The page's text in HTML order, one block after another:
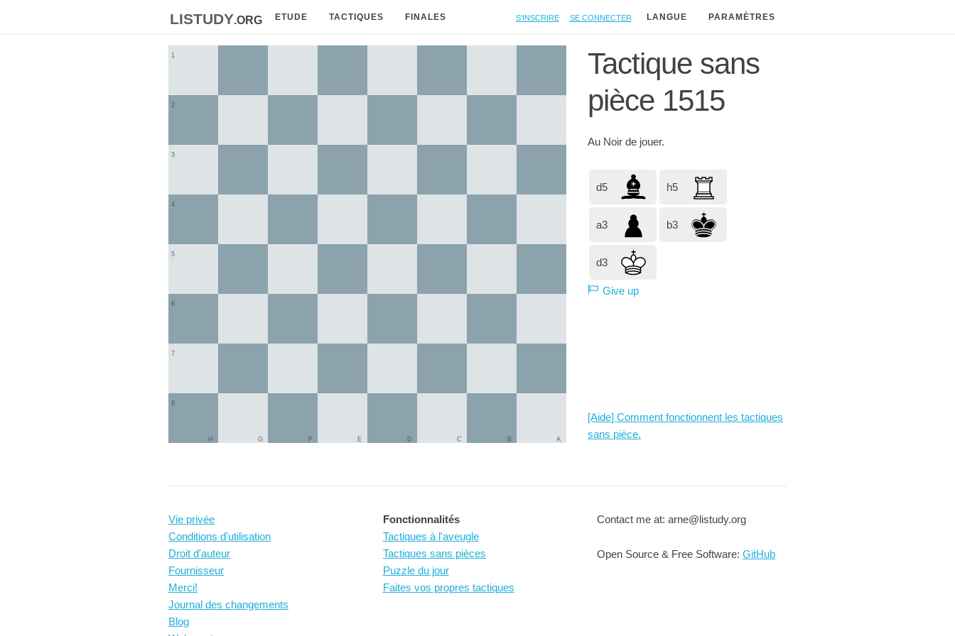
listudy.org ETUDE TACTIQUES FINALES S'inscrire Se connecter LANGUE PARAMÈTRES
1
2
3
4
5
6
7
8
A
B
C
D
E
F
G
H
Tactique sans
pièce 1515
Au Noir de jouer.
d5 h5
a3 b3
d3
Give up
[Aide] Comment fonctionnent les tactiques
sans pièce.
Vie privée
Conditions d'utilisation
Droit d'auteur
Fournisseur
Merci!
Journal des changements
Blog
Fonctionnalités
Tactiques à l'aveugle
Tactiques sans pièces
Puzzle du jour
Faites vos propres tactiques
Contact me at: arne@listudy.org
Open Source & Free Software:GitHub